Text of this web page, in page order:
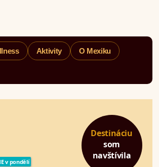
Aktivity O Mexiku
Destináciu
som
navštívila
v pondělí